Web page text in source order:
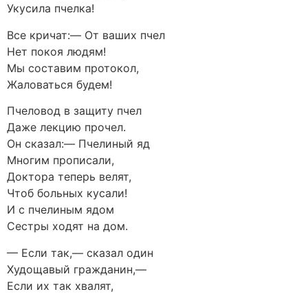
Укусила пчелка!
Все кричат:— От ваших пчел
Нет покоя людям!
Мы составим протокол,
Жаловаться будем!
Пчеловод в защиту пчел
Даже лекцию прочел.
Он сказал:— Пчелиный яд
Многим прописали,
Доктора теперь велят,
Чтоб больных кусали!
И с пчелиным ядом
Сестры ходят на дом.
— Если так,— сказал один
Худощавый гражданин,—
Если их так хвалят,